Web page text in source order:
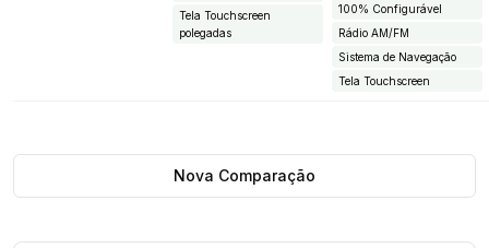
Tela Touchscreen
polegadas
100% Configurável
Rádio AM/FM
Sistema de Navegação
Tela Touchscreen
Nova Comparação